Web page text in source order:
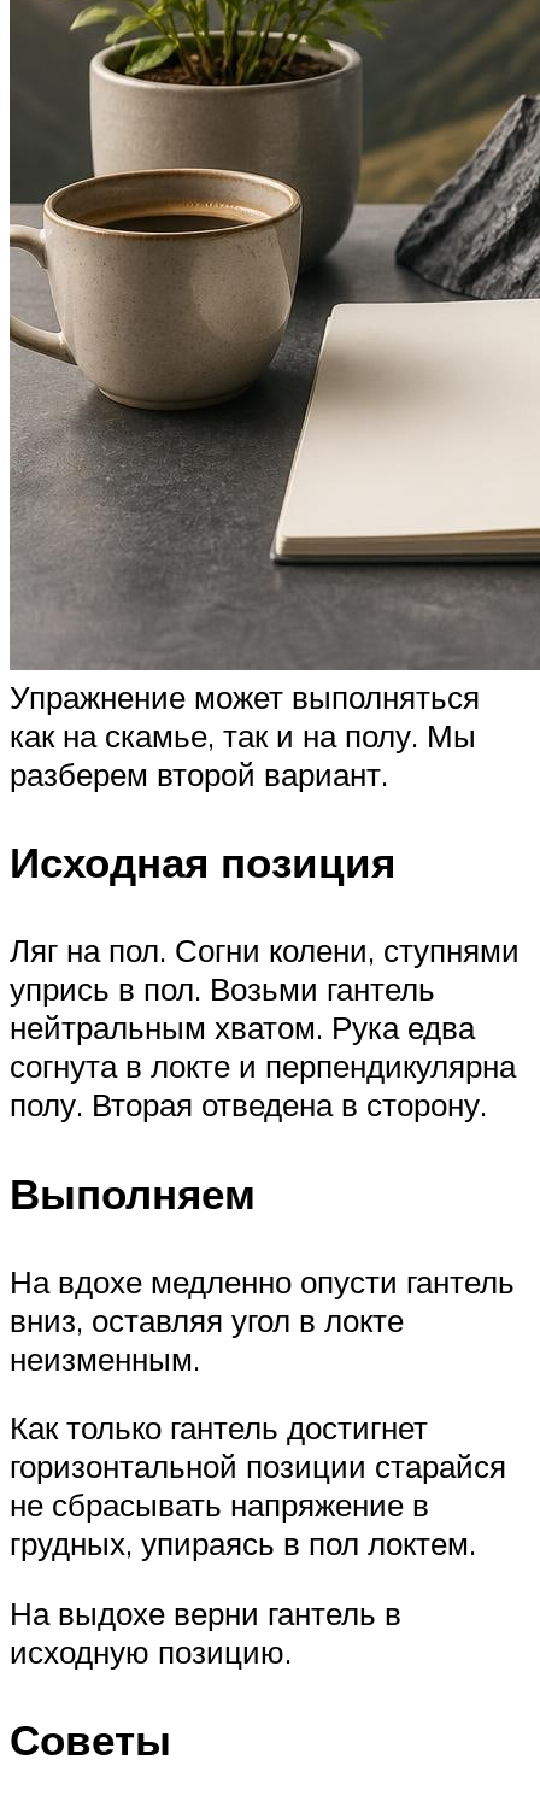
Упражнение может выполняться
как на скамье, так и на полу. Мы
разберем второй вариант.
Исходная позиция
Ляг на пол. Согни колени, ступнями
упрись в пол. Возьми гантель
нейтральным хватом. Рука едва
согнута в локте и перпендикулярна
полу. Вторая отведена в сторону.
Выполняем
На вдохе медленно опусти гантель
вниз, оставляя угол в локте
неизменным.
Как только гантель достигнет
горизонтальной позиции старайся
не сбрасывать напряжение в
грудных, упираясь в пол локтем.
На выдохе верни гантель в
исходную позицию.
Советы